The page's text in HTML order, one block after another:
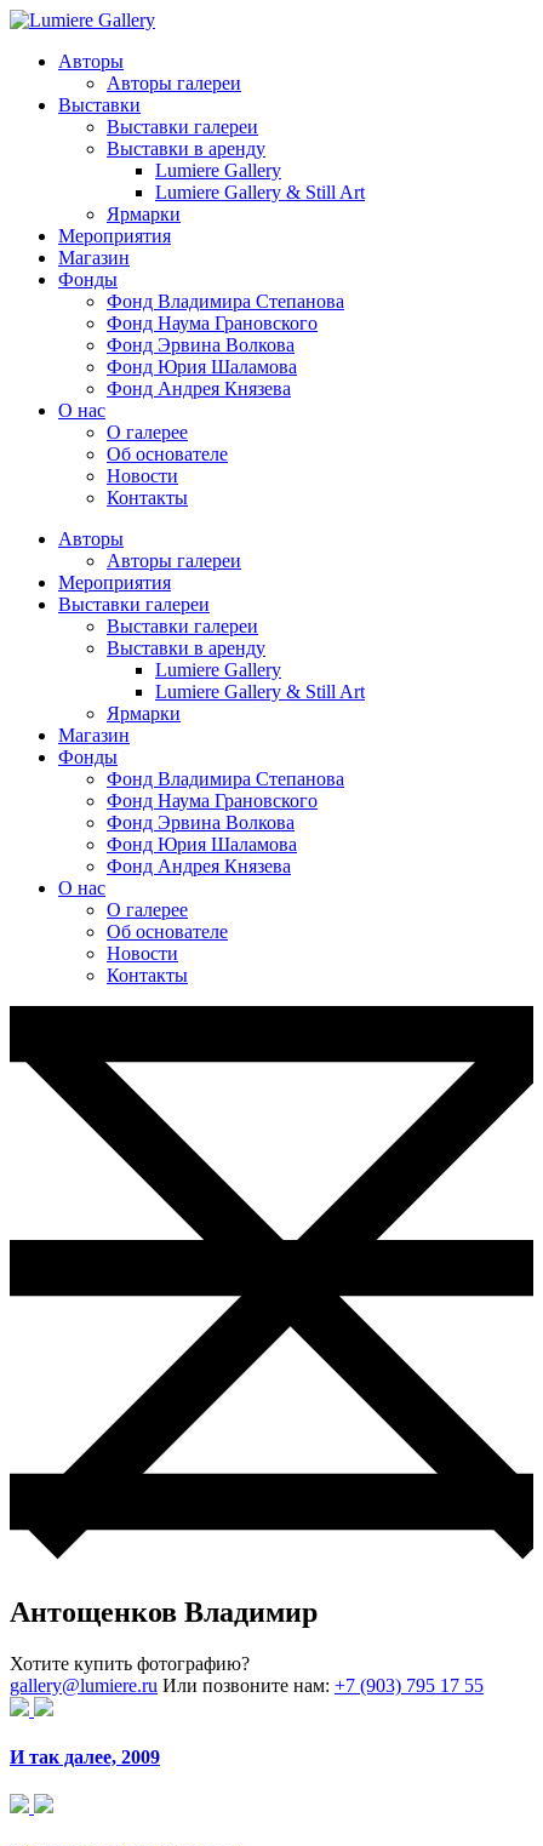
Авторы
Авторы галереи
Выставки
Выставки галереи
Выставки в аренду
Lumiere Gallery
Lumiere Gallery & Still Art
Ярмарки
Мероприятия
Магазин
Фонды
Фонд Владимира Степанова
Фонд Наума Грановского
Фонд Эрвина Волкова
Фонд Юрия Шаламова
Фонд Андрея Князева
О нас
О галерее
Об основателе
Новости
Контакты
Авторы
Авторы галереи
Мероприятия
Выставки галереи
Выставки галереи
Выставки в аренду
Lumiere Gallery
Lumiere Gallery & Still Art
Ярмарки
Магазин
Фонды
Фонд Владимира Степанова
Фонд Наума Грановского
Фонд Эрвина Волкова
Фонд Юрия Шаламова
Фонд Андрея Князева
О нас
О галерее
Об основателе
Новости
Контакты
Антощенков Владимир
Хотите купить фотографию?
gallery@lumiere.ru Или позвоните нам: +7 (903) 795 17 55
И так далее, 2009